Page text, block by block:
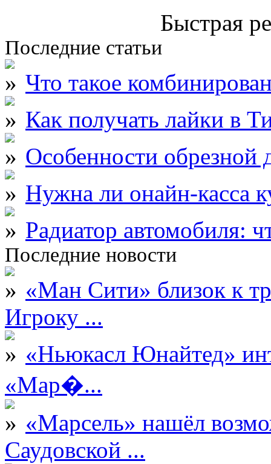
Быстрая
Последние статьи
Что такое
Как получать лайки в
Особенности обрезной
Нужна ли онайн-касса
Радиатор автомобиля:
Последние новости
«Ман Сити» близок к
Игроку ...
«Ньюкасл Юнайтед»
«Мар�...
«Марсель» нашёл
Саудовской ...